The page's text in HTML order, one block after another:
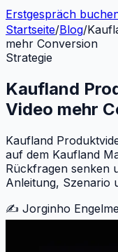
Erstgespräch
Startseite/Blog/
mehr Conversion
Strategie
Kaufland
Video mehr
Kaufland
auf dem Kaufland
Rückfragen senken
Anleitung, Szenario
✍️ Jorginho